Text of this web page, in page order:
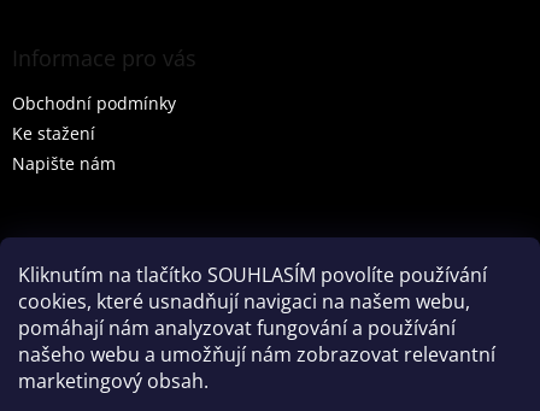
Kliknutím na tlačítko SOUHLASÍM povolíte používání
cookies, které usnadňují navigaci na našem webu,
pomáhají nám analyzovat fungování a používání
našeho webu a umožňují nám zobrazovat relevantní
marketingový obsah.
Informace pro vás
Obchodní podmínky
Ke stažení
Napište nám
HLEDAT